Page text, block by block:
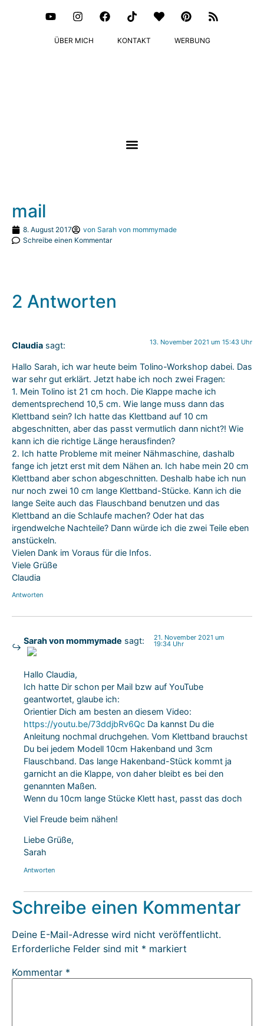
ÜBER MICH KONTAKT WERBUNG
mail
8. August 2017 von Sarah von mommymade
Schreibe einen Kommentar
2 Antworten
Claudia sagt: 13. November 2021 um 15:43 Uhr
Hallo Sarah, ich war heute beim Tolino-Workshop dabei. Das
war sehr gut erklärt. Jetzt habe ich noch zwei Fragen:
1. Mein Tolino ist 21 cm hoch. Die Klappe mache ich
dementsprechend 10,5 cm. Wie lange muss dann das
Klettband sein? Ich hatte das Klettband auf 10 cm
abgeschnitten, aber das passt vermutlich dann nicht?! Wie
kann ich die richtige Länge herausfinden?
2. Ich hatte Probleme mit meiner Nähmaschine, dashalb
fange ich jetzt erst mit dem Nähen an. Ich habe mein 20 cm
Klettband aber schon abgeschnitten. Deshalb habe ich nun
nur noch zwei 10 cm lange Klettband-Stücke. Kann ich die
lange Seite auch das Flauschband benutzen und das
Klettband an die Schlaufe machen? Oder hat das
irgendwelche Nachteile? Dann würde ich die zwei Teile eben
anstückeln.
Vielen Dank im Voraus für die Infos.
Viele Grüße
Claudia
Antworten
Sarah von mommymade sagt:
Das „Echte-Person“-Abzeichen!
Anti-Spam von CleanTalk
21. November 2021 um
19:34 Uhr
Hallo Claudia,
Ich hatte Dir schon per Mail bzw auf YouTube
geantwortet, glaube ich:
Orientier Dich am besten an diesem Video:
https://youtu.be/73ddjbRv6Qc Da kannst Du die
Anleitung nochmal druchgehen. Vom Klettband brauchst
Du bei jedem Modell 10cm Hakenband und 3cm
Flauschband. Das lange Hakenband-Stück kommt ja
garnicht an die Klappe, von daher bleibt es bei den
genannten Maßen.
Wenn du 10cm lange Stücke Klett hast, passt das doch
Viel Freude beim nähen!
Liebe Grüße,
Sarah
Antworten
Schreibe einen Kommentar
Deine E-Mail-Adresse wird nicht veröffentlicht.
Erforderliche Felder sind mit * markiert
Kommentar *